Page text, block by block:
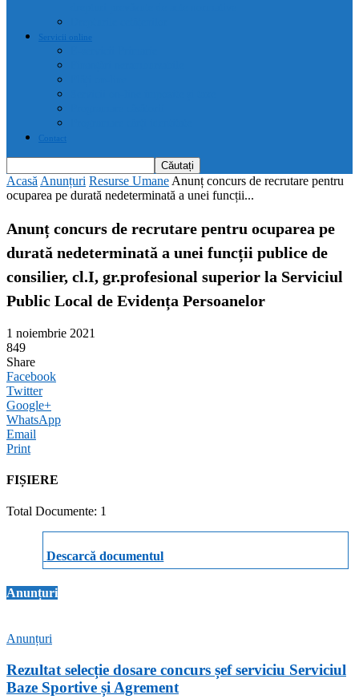
Servicii online
Contact
AcasăAnunțuri Resurse UmaneAnunț concurs de recrutare pentru
ocuparea pe durată nedeterminată a unei funcții...
Anunț concurs de recrutare pentru ocuparea pe
durată nedeterminată a unei funcții publice de
consilier, cl.I, gr.profesional superior la Serviciul
Public Local de Evidența Persoanelor
1 noiembrie 2021
849
Share
Facebook
Twitter
Google+
WhatsApp
Email
Print
FIȘIERE
Total Documente: 1
Descarcă documentul
Anunțuri
Anunțuri
Rezultat selecție dosare concurs șef serviciu Serviciul
Baze Sportive și Agrement